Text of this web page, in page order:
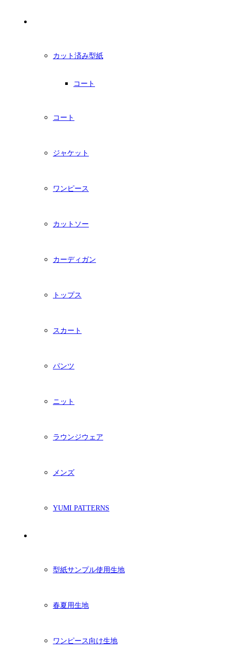
カット済み型紙
コート
コート
ジャケット
ワンピース
カットソー
カーディガン
トップス
スカート
パンツ
ニット
ラウンジウェア
メンズ
YUMI PATTERNS
型紙サンプル使用生地
春夏用生地
ワンピース向け生地